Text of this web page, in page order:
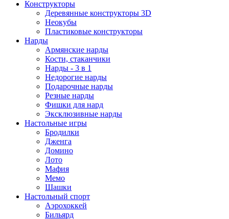
Конструкторы
Деревянные конструкторы 3D
Неокубы
Пластиковые конструкторы
Нарды
Армянские нарды
Кости, стаканчики
Нарды - 3 в 1
Недорогие нарды
Подарочные нарды
Резные нарды
Фишки для нард
Эксклюзивные нарды
Настольные игры
Бродилки
Дженга
Домино
Лото
Мафия
Мемо
Шашки
Настольный спорт
Аэрохоккей
Бильярд